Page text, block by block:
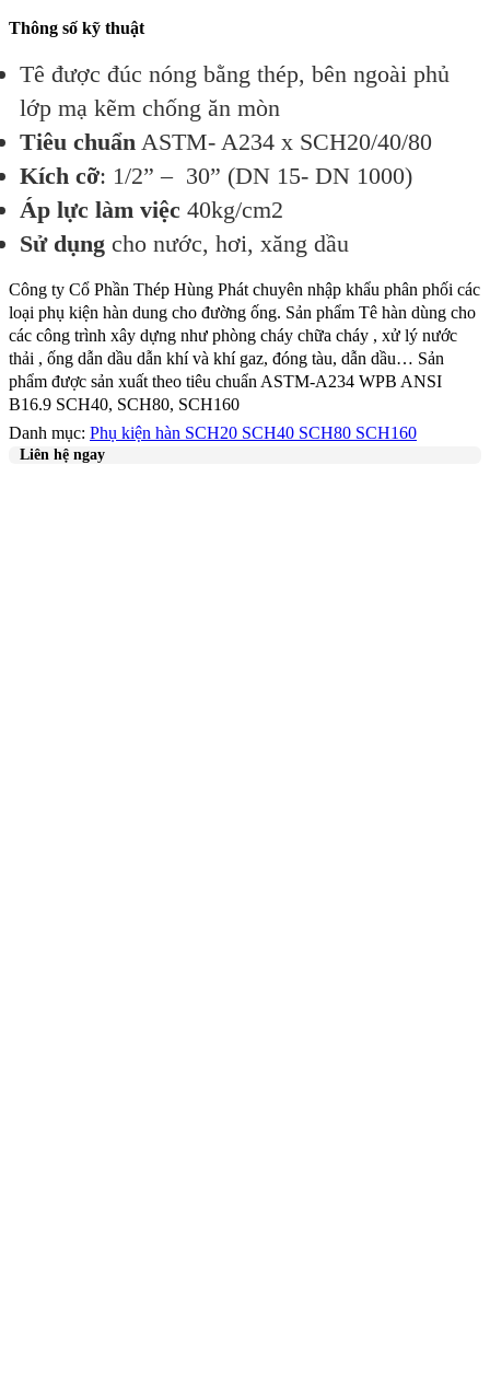
Thông số kỹ thuật
Tê được đúc nóng bằng thép, bên ngoài phủ
lớp mạ kẽm chống ăn mòn
Tiêu chuẩn ASTM- A234 x SCH20/40/80
Kích cỡ: 1/2” – 30” (DN 15- DN 1000)
Áp lực làm việc 40kg/cm2
Sử dụng cho nước, hơi, xăng dầu
Công ty Cổ Phần Thép Hùng Phát chuyên nhập khẩu phân phối các
loại phụ kiện hàn dung cho đường ống. Sản phẩm Tê hàn dùng cho
các công trình xây dựng như phòng cháy chữa cháy , xử lý nước
thải , ống dẫn dầu dẫn khí và khí gaz, đóng tàu, dẫn dầu… Sản
phẩm được sản xuất theo tiêu chuẩn ASTM-A234 WPB ANSI
B16.9 SCH40, SCH80, SCH160
Danh mục: Phụ kiện hàn SCH20 SCH40 SCH80 SCH160
Liên hệ ngay